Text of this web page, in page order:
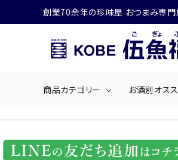
創業70余年の珍味屋 おつまみ専門
商品カテゴリー
くぎ煮
お酒別オス